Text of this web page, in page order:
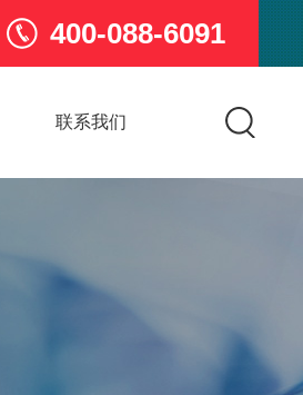
400-088-6091
联系我们